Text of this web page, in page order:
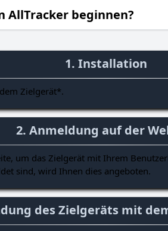
AllTracker beginnen?
1. Installation
Zielgerät*.
2. Anmeldung auf der
um das Zielgerät mit Ihrem
sind, wird Ihnen dies angeboten.
des Zielgeräts mit